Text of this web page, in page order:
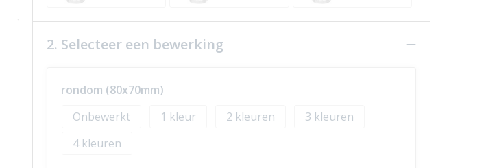
2. Selecteer een bewerking
rondom (80x70mm)
Onbewerkt
1 2
3
4